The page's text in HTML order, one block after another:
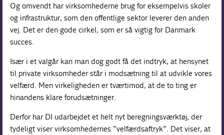
Og omvendt har virksomhederne brug for eksempelvis skoler
og infrastruktur, som den offentlige sektor leverer den anden
vej. Det er den gode cirkel, som er så vigtig for Danmark
succes.
Især i et valgår kan man dog godt få det indtryk, at hensynet
til private virksomheder står i modsætning til at udvikle vores
velfærd. Men virkeligheden er tværtimod, at de to ting er
hinandens klare forudsætninger.
Derfor har DI udarbejdet et helt nyt beregningsværktøj, der
tydeligt viser virksomhedernes ”velfærdsaftryk”. Det viser, at